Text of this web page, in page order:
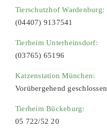
Tierschutzhof Wardenburg:
(04407) 9137541
Tierheim Unterheinsdorf:
(03765) 65196
Katzenstation München:
Vorübergehend geschlossen
Tierheim Bückeburg:
05 722/52 20